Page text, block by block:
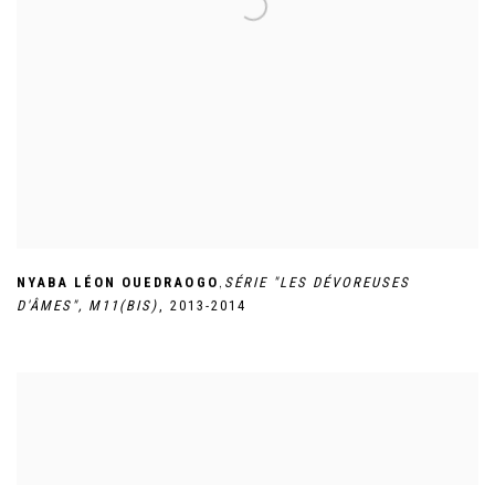
NYABA LÉON OUEDRAOGO , SÉRIE "LES DÉVOREUSES
D'ÂMES", M11(BIS), 2013-2014